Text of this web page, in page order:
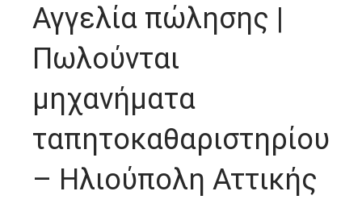
Αγγελία πώλησης |
Πωλούνται
μηχανήματα
ταπητοκαθαριστηρίου
– Ηλιούπολη Αττικής